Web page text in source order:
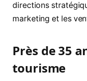
directions
marketing et les
Près de 35
tourisme